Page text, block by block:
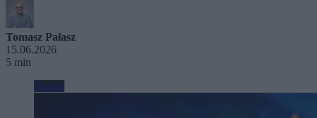
Tomasz Pałasz
15.06.2026
5 min
Biznes